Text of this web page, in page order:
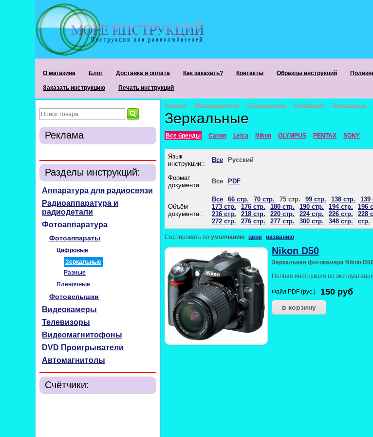
О магазине Блог Доставка и оплата Как заказать? Контакты Образцы инструкций
Заказать инструкцию Печать инструкций
Реклама
Разделы инструкций:
Аппаратура для радиосвязи
Радиоаппаратура и
радиодетали
Фотоаппаратура
Фотоаппараты
Цифровые
Зеркальные
Разные
Пленочные
Фотовспышки
Видеокамеры
Телевизоры
Видеомагнитофоны
DVD Проигрыватели
Автомагнитолы
Счётчики:
Главная → Фотоаппаратура → Фотоаппараты → Цифровые → Зеркальные
Зеркальные
Все бренды Canon Leica Nikon OLYMPUS PENTAX SONY
Язык
инструкции::
Все Русский
Формат
документа::
Все PDF
Объём
документа::
Все 66 стр. 70 стр. 75 стр. 99 стр. 138 стр. 139
173 стр.
176 стр. 180 стр. 190 стр. 194 стр. 196
216 стр.
218 стр. 220 стр. 224 стр. 226 стр. 228
272 стр.
276 стр. 277 стр. 300 стр. 348 стр. стр.
Сортировать по умолчанию цене названию
Nikon D50
Зеркальная фотокамера Nikon
Полная инструкция по
Файл PDF (рус.) 150 руб